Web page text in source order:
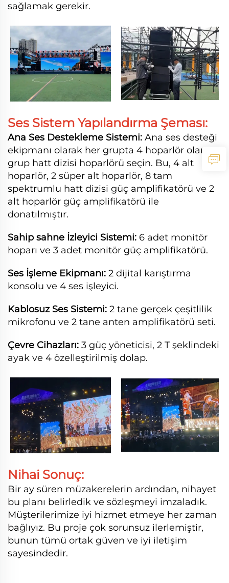
sağlamak gerekir.
Ses Sistem Yapılandırma Şeması:
Ana Ses Destekleme Sistemi: Ana ses desteği
ekipmanı olarak her grupta 4 hoparlör olan 4
grup hatt dizisi hoparlörü seçin. Bu, 4 alt
hoparlör, 2 süper alt hoparlör, 8 tam
spektrumlu hatt dizisi güç amplifikatörü ve 2
alt hoparlör güç amplifikatörü ile
donatılmıştır.
Sahip sahne İzleyici Sistemi: 6 adet monitör
hoparı ve 3 adet monitör güç amplifikatörü.
Ses İşleme Ekipmanı: 2 dijital karıştırma
konsolu ve 4 ses işleyici.
Kablosuz Ses Sistemi: 2 tane gerçek çeşitlilik
mikrofonu ve 2 tane anten amplifikatörü seti.
Çevre Cihazları: 3 güç yöneticisi, 2 T şeklindeki
ayak ve 4 özelleştirilmiş dolap.
Nihai Sonuç:
Bir ay süren müzakerelerin ardından, nihayet
bu planı belirledik ve sözleşmeyi imzaladık.
Müşterilerimize iyi hizmet etmeye her zaman
bağlıyız. Bu proje çok sorunsuz ilerlemiştir,
bunun tümü ortak güven ve iyi iletişim
sayesindedir.